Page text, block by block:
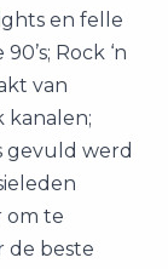
en felle
Rock ‘n
van
kanalen;
gevuld werd
om te
de beste